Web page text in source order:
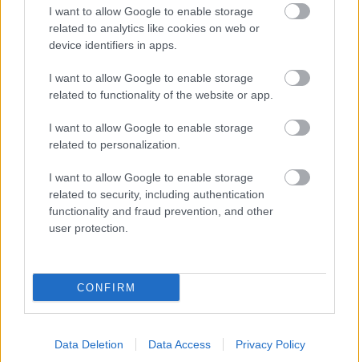
I want to allow Google to enable storage
related to analytics like cookies on web or
device identifiers in apps.
I want to allow Google to enable storage
related to functionality of the website or app.
I want to allow Google to enable storage
related to personalization.
I want to allow Google to enable storage
related to security, including authentication
functionality and fraud prevention, and other
user protection.
CONFIRM
Data Deletion Data Access Privacy Policy
2013. július 19.
Világmegváltás, eget nézve.
Délutáni szieszta
2013. július 19.
Este buli lesz!
Dinnye
Pozsonyi Roland fényképe
Kék körmök, fekete magok és piros dinnye. Tábori
élet fesztiválozó módra.